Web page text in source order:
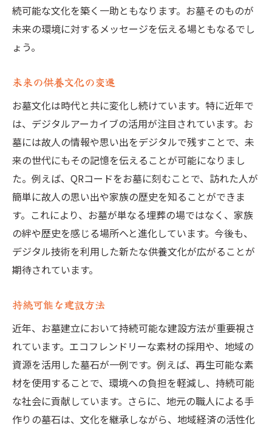
続可能な文化を築く一助ともなります。お墓そのものが
未来の環境に対するメッセージを伝える場ともなるでし
ょう。
未来の供養文化の変遷
お墓文化は時代と共に変化し続けています。特に近年で
は、デジタルアーカイブの活用が注目されています。お
墓には故人の情報や思い出をデジタルで残すことで、未
来の世代にもその記憶を伝えることが可能になりまし
た。例えば、QRコードをお墓に刻むことで、訪れた人が
簡単に故人の思い出や家族の歴史を知ることができま
す。これにより、お墓が単なる埋葬の場ではなく、家族
の絆や歴史を感じる場所へと進化しています。今後も、
デジタル技術を利用した新たな供養文化が広がることが
期待されています。
持続可能な建設方法
近年、お墓建立において持続可能な建設方法が重要視さ
れています。エコフレンドリーな素材の採用や、地域の
資源を活用した墓石が一例です。例えば、再生可能な素
材を使用することで、環境への負担を軽減し、持続可能
な社会に貢献しています。さらに、地元の職人による手
作りの墓石は、文化を継承しながら、地域経済の活性化